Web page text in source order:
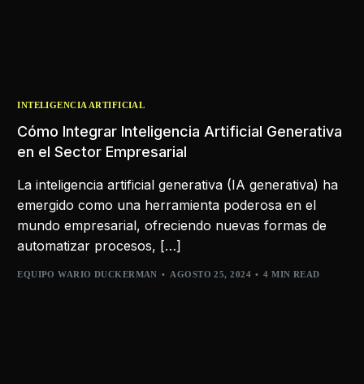
INTELIGENCIA ARTIFICIAL
Cómo Integrar Inteligencia Artificial Generativa
en el Sector Empresarial
La inteligencia artificial generativa (IA generativa) ha
emergido como una herramienta poderosa en el
mundo empresarial, ofreciendo nuevas formas de
automatizar procesos, […]
EQUIPO WARIO DUCKERMAN AGOSTO 25, 2024 4 MIN READ